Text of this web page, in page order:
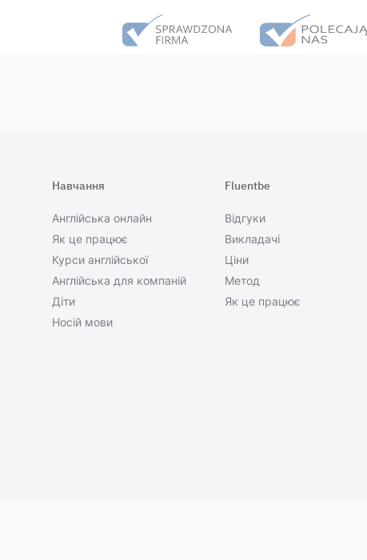
Навчання
Англійська онлайн
Як це працює
Курси англійської
Англійська для компаній
Діти
Носій мови
Fluentbe
Відгуки
Викладачі
Ціни
Метод
Як це працює